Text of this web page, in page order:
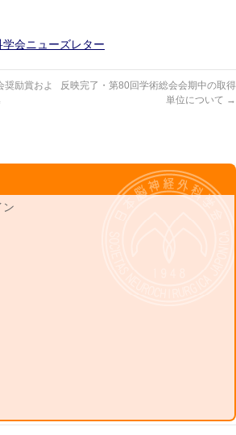
会ニューズレター
奨励賞およ
反映完了・第80回学術総会会期中の取得
単位について →